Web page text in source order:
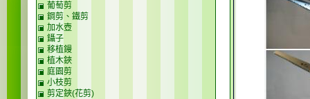
葡萄剪
鋼剪、鐵剪
加水壺
鑷子
移植鏝
植木鋏
庭園剪
小枝剪
剪定鋏(花剪)